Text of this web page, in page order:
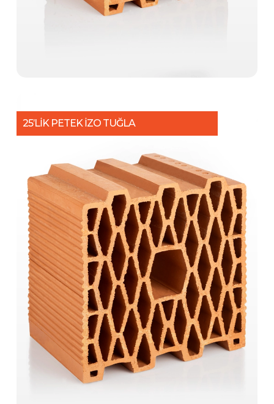
25’LİK PETEK İZO TUĞLA